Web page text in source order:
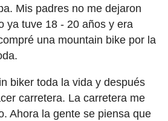
Mis padres no me dejaron
ya tuve 18 - 20 años y era
una mountain bike por la
biker toda la vida y después
carretera. La carretera me
Ahora la gente se piensa que